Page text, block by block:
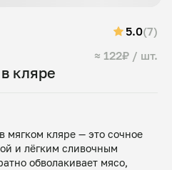
кляре
≈ 122₽ / шт.
5.0(7)
мягком кляре — это сочное
и лёгким сливочным
обволакивает мясо,